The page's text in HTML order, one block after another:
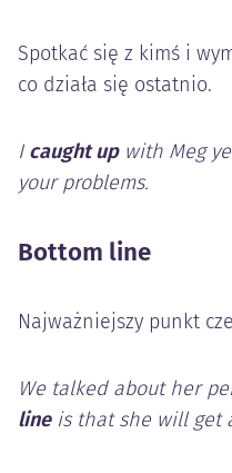
Spotkać się z kimś i
co działa się ostatnio.
I caught upwith Meg
your problems.
Bottom line
Najważniejszy punkt
We talked about her
lineis that she will get